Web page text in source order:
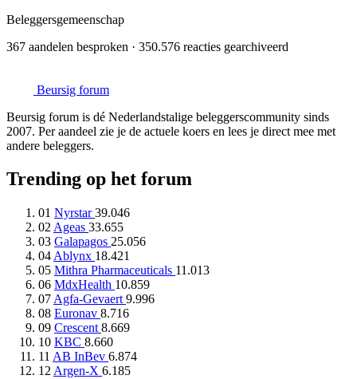
Beleggersgemeenschap
367 aandelen besproken · 350.576 reacties gearchiveerd
Beursig forum
Beursig forum is dé Nederlandstalige beleggerscommunity sinds
2007. Per aandeel zie je de actuele koers en lees je direct mee met
andere beleggers.
Trending op het forum
01 Nyrstar39.046
02 Ageas 33.655
03 Galapagos 25.056
04 Ablynx 18.421
05 Mithra Pharmaceuticals 11.013
06 MdxHealth 10.859
07 Agfa-Gevaert 9.996
08 Euronav 8.716
09 Crescent 8.669
10 KBC 8.660
11 AB InBev 6.874
12 Argen-X 6.185